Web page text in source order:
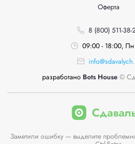
Оферта
8 (800) 511-38-
09:00 - 18:00, Пн
разработано Bots House ©
Заметили ошибку — выделите